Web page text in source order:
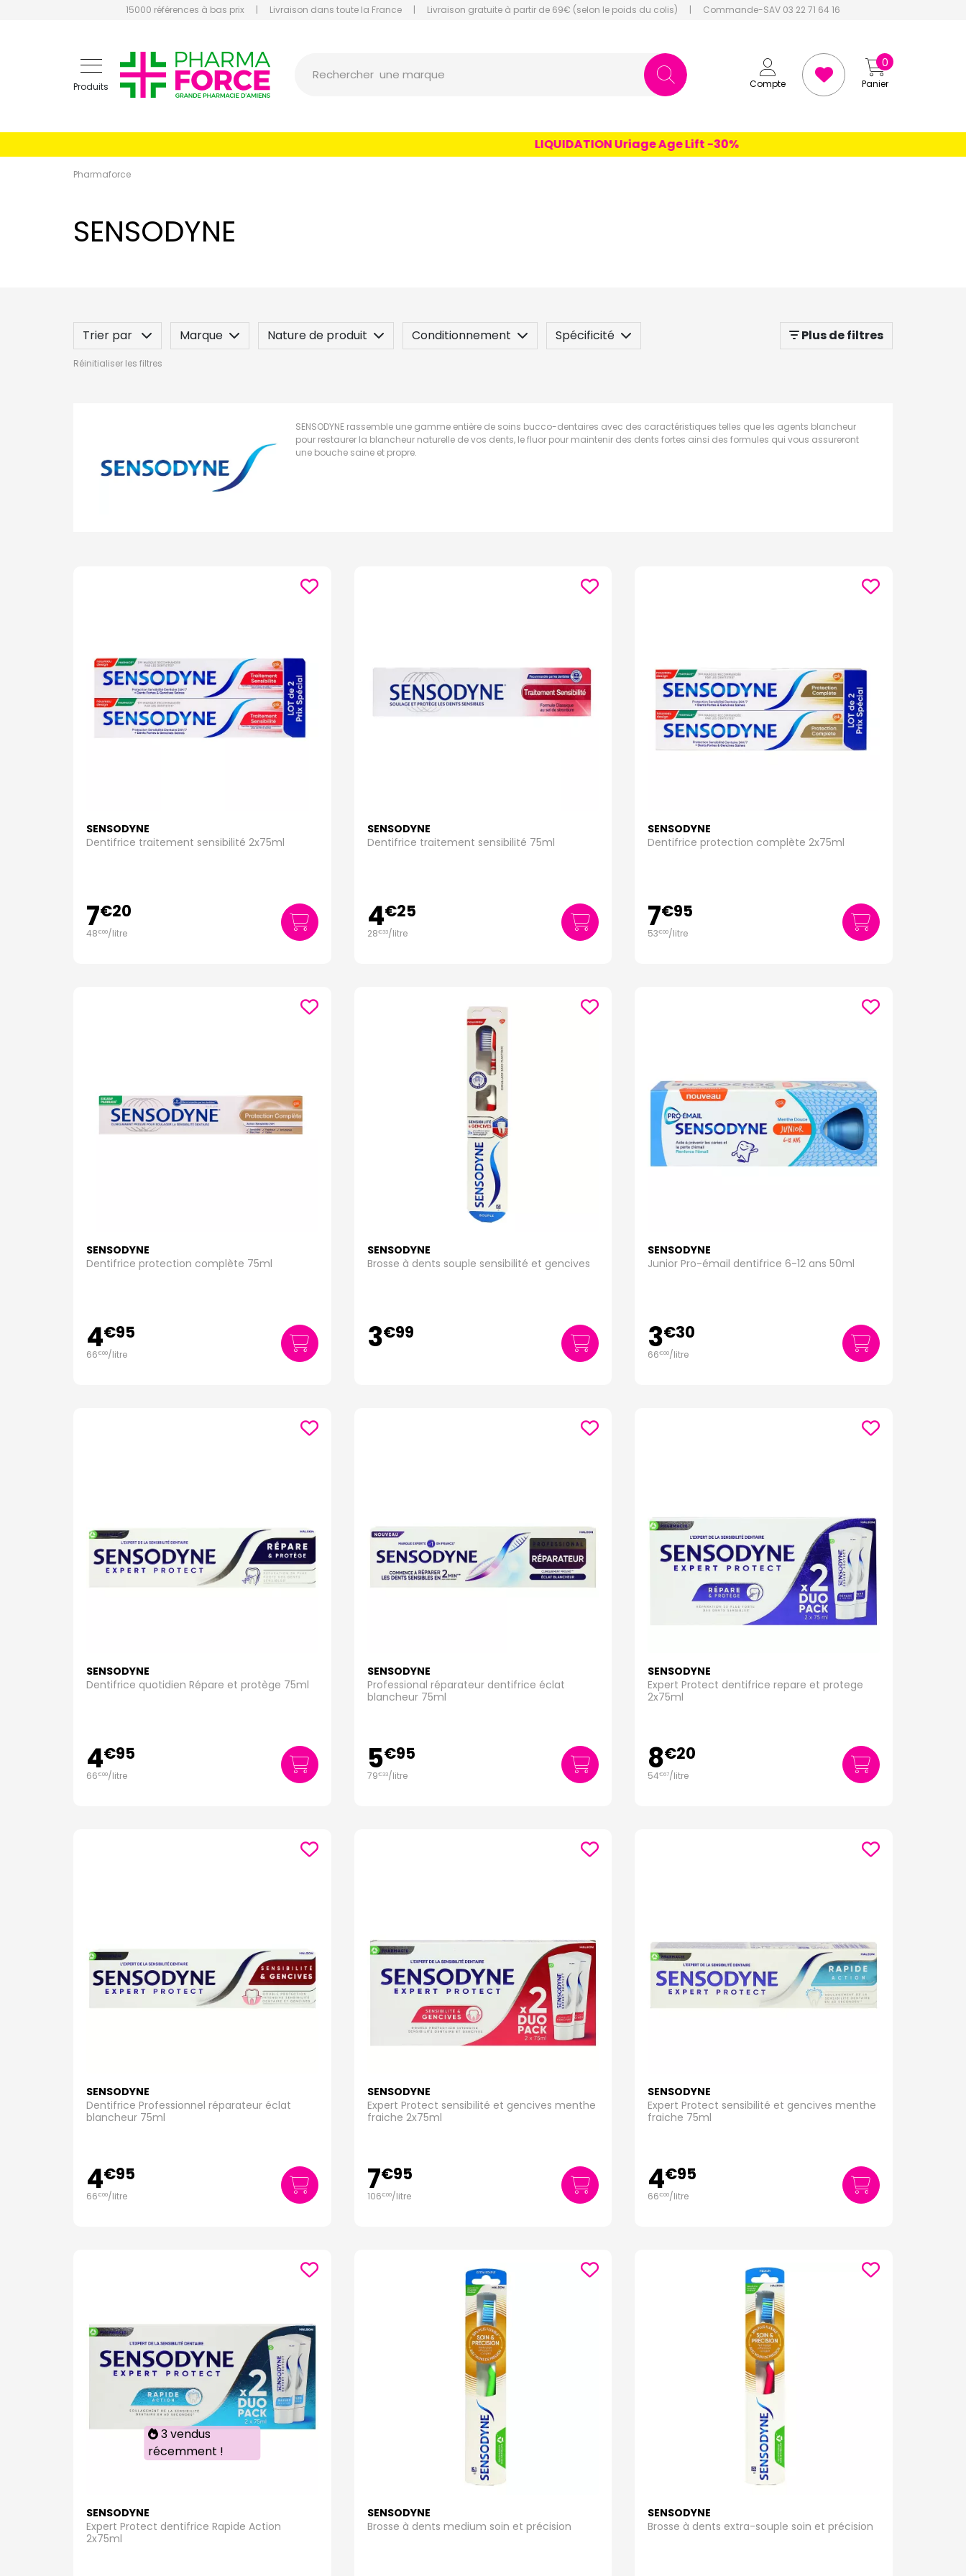
15000 références à bas prix | Livraison dans toute la France | Livraison gratuite à partir de 69€ (selon le poids du colis) | Commande-SAV 03 22 71 64 16
Produits Compte Panier
0
Rechercher
LIQUIDATION Uriage Age Lift -30%
Pharmaforce
SENSODYNE
Trier par Marque Nature de produit Conditionnement
Spécificité
Indication / Contre-indication
Plus de filtres
Réinitialiser les filtres
SENSODYNE rassemble une gamme entière de soins bucco-dentaires avec des caractéristiques telles que les agents blancheur
pour restaurer la blancheur naturelle de vos dents, le fluor pour maintenir des dents fortes ainsi des formules qui vous assureront
une bouche saine et propre.
SENSODYNE
Dentifrice traitement sensibilité 2x75ml
7€20
48€00/litre
SENSODYNE
Dentifrice traitement sensibilité 75ml
4€25
28€33/litre
SENSODYNE
Dentifrice protection complète 2x75ml
7€95
53€00/litre
SENSODYNE
Dentifrice protection complète 75ml
4€95
66€00/litre
SENSODYNE
Brosse à dents souple sensibilité et gencives
3€99
SENSODYNE
Junior Pro-émail dentifrice 6-12 ans 50ml
3€30
66€00/litre
SENSODYNE
Dentifrice quotidien Répare et protège 75ml
4€95
66€00/litre
SENSODYNE
Professional réparateur dentifrice éclat
blancheur 75ml
5€95
79€33/litre
SENSODYNE
Expert Protect dentifrice repare et protege
2x75ml
8€20
54€67/litre
SENSODYNE
Dentifrice Professionnel réparateur éclat
blancheur 75ml
4€95
66€00/litre
SENSODYNE
Expert Protect sensibilité et gencives menthe
fraiche 2x75ml
7€95
106€00/litre
SENSODYNE
Expert Protect sensibilité et gencives menthe
fraiche 75ml
4€95
66€00/litre
3 vendus
récemment !
SENSODYNE
Expert Protect dentifrice Rapide Action
2x75ml
SENSODYNE
Brosse à dents medium soin et précision
SENSODYNE
Brosse à dents extra-souple soin et précision